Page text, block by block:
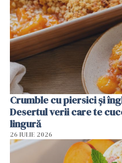
Crumble cu piersici și
Desertul verii care te
lingură
26 IULIE 2026